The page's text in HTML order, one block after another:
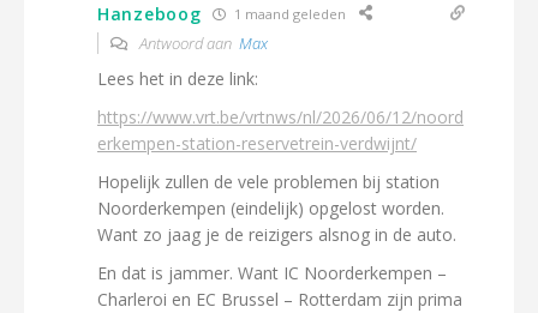
Hanzeboog 1 maand geleden
Antwoord aan Max
Lees het in deze link:
https://www.vrt.be/vrtnws/nl/2026/06/12/noord
erkempen-station-reservetrein-verdwijnt/
Hopelijk zullen de vele problemen bij station
Noorderkempen (eindelijk) opgelost worden.
Want zo jaag je de reizigers alsnog in de auto.
En dat is jammer. Want IC Noorderkempen –
Charleroi en EC Brussel – Rotterdam zijn prima